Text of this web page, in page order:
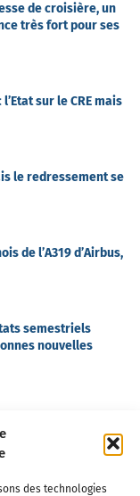
des technologies
de croisière, un
très fort pour ses
sur le CRE mais
le redressement se
de l’A319 d’Airbus,
semestriels
nouvelles